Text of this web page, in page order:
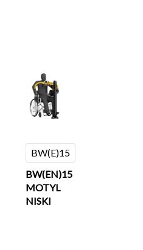
BW(E)15
BW(EN)15
MOTYL
NISKI